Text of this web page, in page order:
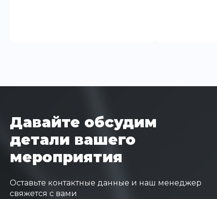
Давайте обсудим
детали вашего
мероприятия
Оставьте контактные данные и наш менеджер
свяжется с вами